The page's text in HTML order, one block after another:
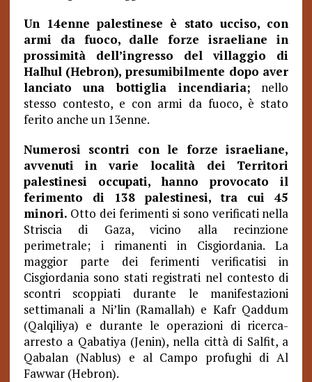
Un 14enne palestinese è stato ucciso, con
armi da fuoco, dalle forze israeliane in
prossimità dell’ingresso del villaggio di
Halhul (Hebron), presumibilmente dopo aver
lanciato una bottiglia incendiaria; nello
stesso contesto, e con armi da fuoco, è stato
ferito anche un 13enne.
Numerosi scontri con le forze israeliane,
avvenuti in varie località dei Territori
palestinesi occupati, hanno provocato il
ferimento di 138 palestinesi, tra cui 45
minori. Otto dei ferimenti si sono verificati nella
Striscia di Gaza, vicino alla recinzione
perimetrale; i rimanenti in Cisgiordania. La
maggior parte dei ferimenti verificatisi in
Cisgiordania sono stati registrati nel contesto di
scontri scoppiati durante le manifestazioni
settimanali a Ni’lin (Ramallah) e Kafr Qaddum
(Qalqiliya) e durante le operazioni di ricerca-
arresto a Qabatiya (Jenin), nella città di Salfit, a
Qabalan (Nablus) e al Campo profughi di Al
Fawwar (Hebron).